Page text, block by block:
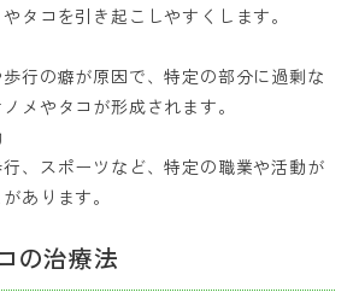
タコを引き起こしやすくします。
行の癖が原因で、特定の部分に過剰な
メやタコが形成されます。
、スポーツなど、特定の職業や活動が
あります。
の治療法